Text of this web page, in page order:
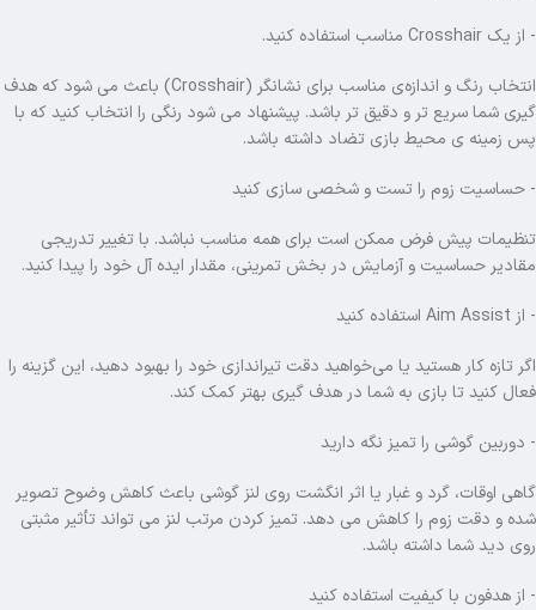
- از یک Crosshair مناسب استفاده کنید.
انتخاب رنگ و اندازه‌ی مناسب برای نشانگر (Crosshair) باعث می شود که هدف‌
گیری شما سریع تر و دقیق تر باشد. پیشنهاد می شود رنگی را انتخاب کنید که با
پس‌ زمینه ی محیط بازی تضاد داشته باشد.
- حساسیت زوم را تست و شخصی‌ سازی کنید
تنظیمات پیش‌ فرض ممکن است برای همه مناسب نباشد. با تغییر تدریجی
مقادیر حساسیت و آزمایش در بخش تمرینی، مقدار ایده آل خود را پیدا کنید.
- از Aim Assist استفاده کنید
اگر تازه‌ کار هستید یا می‌خواهید دقت تیراندازی خود را بهبود دهید، این گزینه را
فعال کنید تا بازی به شما در هدف‌ گیری بهتر کمک کند.
- دوربین گوشی را تمیز نگه دارید
گاهی اوقات، گرد و غبار یا اثر انگشت روی لنز گوشی باعث کاهش وضوح تصویر
شده و دقت زوم را کاهش می دهد. تمیز کردن مرتب لنز می تواند تأثیر مثبتی
روی دید شما داشته باشد.
- از هدفون با کیفیت استفاده کنید